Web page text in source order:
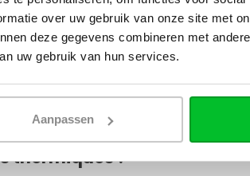
over uw gebruik van onze site met
deze gegevens combineren met
uw gebruik van hun services.
Aanpassen
sans compromis sur le confort.
thermiques ?